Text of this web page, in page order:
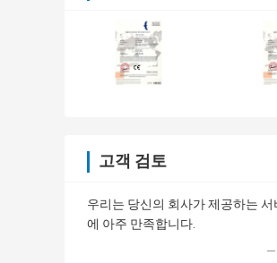
고객 검토
우리는 당신의 회사가 제공하는 서
에 아주 만족합니다.